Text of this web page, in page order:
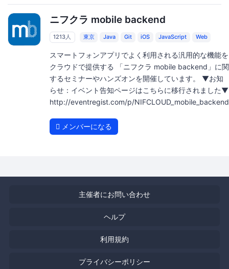
ニフクラ mobile backend
1213人 東京 Java Git iOS JavaScript Web
スマートフォンアプリでよく利用される汎用的な機能を
クラウドで提供する 「ニフクラ mobile backend」に関
するセミナーやハンズオンを開催しています。 ▼お知
らせ：イベント告知ページはこちらに移行されました▼
http://eventregist.com/p/NIFCLOUD_mobile_backend
メンバーになる
主催者にお問い合わせ
ヘルプ
利用規約
プライバシーポリシー